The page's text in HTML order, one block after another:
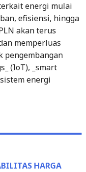
energi mulai
efisiensi, hingga
akan terus
memperluas
pengembangan
(IoT), _smart
energi
HARGA